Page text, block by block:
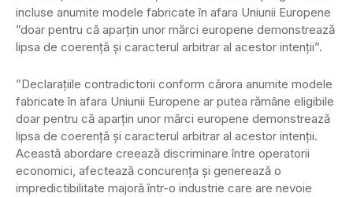
incluse anumite modele fabricate în afara Uniunii Europene
”doar pentru că aparțin unor mărci europene demonstrează
lipsa de coerență și caracterul arbitrar al acestor intenții”.
”Declarațiile contradictorii conform cărora anumite modele
fabricate în afara Uniunii Europene ar putea rămâne eligibile
doar pentru că aparțin unor mărci europene demonstrează
lipsa de coerență și caracterul arbitrar al acestor intenții.
Această abordare creează discriminare între operatorii
economici, afectează concurența și generează o
impredictibilitate majoră într-o industrie care are nevoie